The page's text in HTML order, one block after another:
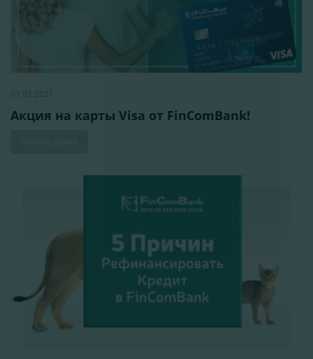
01.02.2021
Акция на карты Visa от FinComBank!